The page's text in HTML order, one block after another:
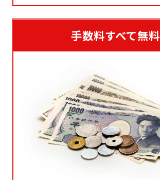
手数料すべて無料